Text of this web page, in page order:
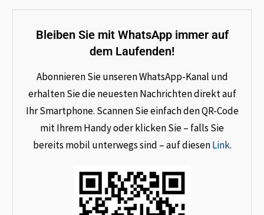
Bleiben Sie mit WhatsApp immer auf
dem Laufenden!
Abonnieren Sie unseren WhatsApp-Kanal und
erhalten Sie die neuesten Nachrichten direkt auf
Ihr Smartphone. Scannen Sie einfach den QR-Code
mit Ihrem Handy oder klicken Sie – falls Sie
bereits mobil unterwegs sind – auf diesenLink.